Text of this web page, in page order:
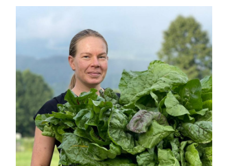
© slike s strani prijateljev Veduna